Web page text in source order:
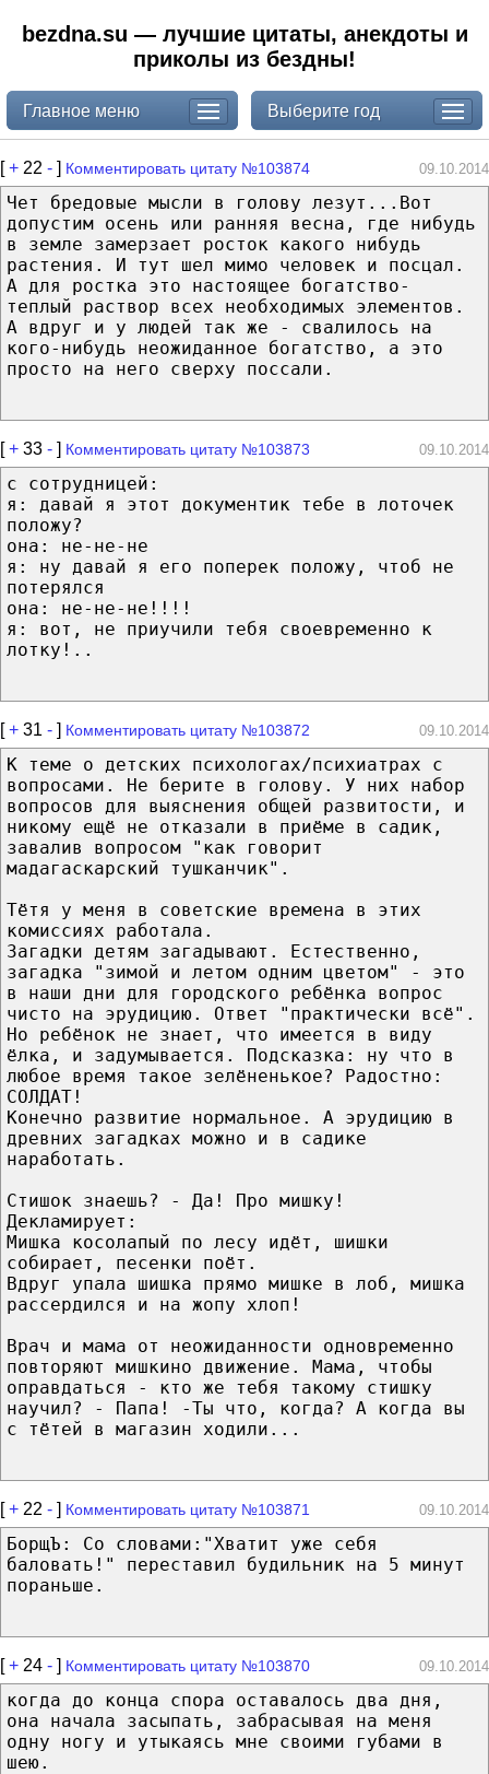
bezdna.su — лучшие цитаты, анекдоты и
приколы из бездны!
Главное меню Выберите год
[+ 22 - ] Комментировать цитату №103874 09.10.2014
Чет бредовые мысли в голову лезут...Вот
допустим осень или ранняя весна, где нибудь
в земле замерзает росток какого нибудь
растения. И тут шел мимо человек и посцал.
А для ростка это настоящее богатство-
теплый раствор всех необходимых элементов.
А вдруг и у людей так же - свалилось на
кого-нибудь неожиданное богатство, а это
просто на него сверху поссали.
[+ 33 - ] Комментировать цитату №103873 09.10.2014
с сотрудницей:
я: давай я этот документик тебе в лоточек
положу?
она: не-не-не
я: ну давай я его поперек положу, чтоб не
потерялся
она: не-не-не!!!!
я: вот, не приучили тебя своевременно к
лотку!..
[+ 31 - ] Комментировать цитату №103872 09.10.2014
К теме о детских психологах/психиатрах с
вопросами. Не берите в голову. У них набор
вопросов для выяснения общей развитости, и
никому ещё не отказали в приёме в садик,
завалив вопросом "как говорит
мадагаскарский тушканчик".
Тётя у меня в советские времена в этих
комиссиях работала.
Загадки детям загадывают. Естественно,
загадка "зимой и летом одним цветом" - это
в наши дни для городского ребёнка вопрос
чисто на эрудицию. Ответ "практически всё".
Но ребёнок не знает, что имеется в виду
ёлка, и задумывается. Подсказка: ну что в
любое время такое зелёненькое? Радостно:
СОЛДАТ!
Конечно развитие нормальное. А эрудицию в
древних загадках можно и в садике
наработать.
Стишок знаешь? - Да! Про мишку!
Декламирует:
Мишка косолапый по лесу идёт, шишки
собирает, песенки поёт.
Вдруг упала шишка прямо мишке в лоб, мишка
рассердился и на жопу хлоп!
Врач и мама от неожиданности одновременно
повторяют мишкино движение. Мама, чтобы
оправдаться - кто же тебя такому стишку
научил? - Папа! -Ты что, когда? А когда вы
с тётей в магазин ходили...
[+ 22 - ] Комментировать цитату №103871 09.10.2014
БорщЪ: Со словами:"Хватит уже себя
баловать!" переставил будильник на 5 минут
пораньше.
[+ 24 - ] Комментировать цитату №103870 09.10.2014
когда до конца спора оставалось два дня,
она начала засыпать, забрасывая на меня
одну ногу и утыкаясь мне своими губами в
шею.